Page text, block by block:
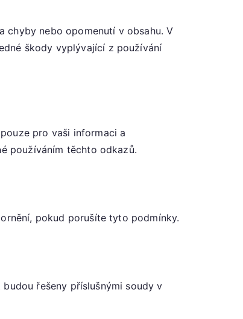
chyby nebo opomenutí v obsahu. V
škody vyplývající z používání
pro vaši informaci a
používáním těchto odkazů.
pokud porušíte tyto podmínky.
řešeny příslušnými soudy v